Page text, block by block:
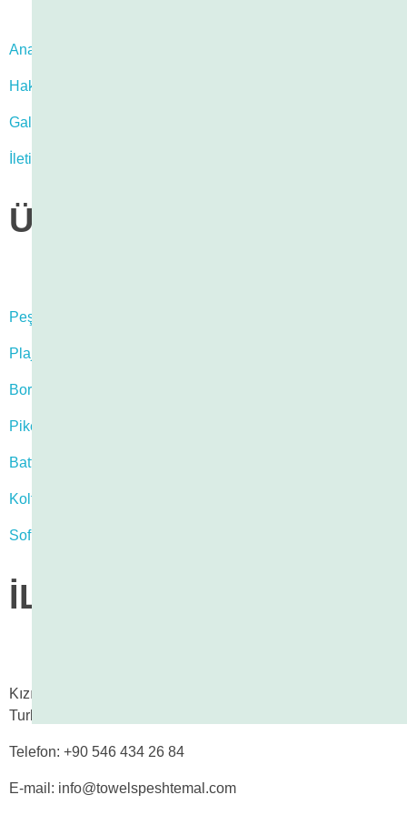
Anasayfa
Hakkımızda
Galeri
İletişim
ÜRÜNLER
Peştemal
Plaj Elbisesi
Bornoz
Pike
Battaniye
Koltuk Örtüsü
Sofra Bezi
İLETİŞİM
Kızılcabölük mah. Mezarlık Cad. No :4 Tavas / Denizli /
Turkey
Telefon: +90 546 434 26 84
E-mail: info@towelspeshtemal.com